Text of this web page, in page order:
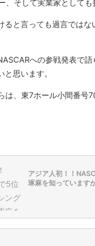
、そして実業家としても
ると言っても過言では
への参戦発表で
思います。
は、東7ホール小間番号
アジア人初！！
琢麻を知っています